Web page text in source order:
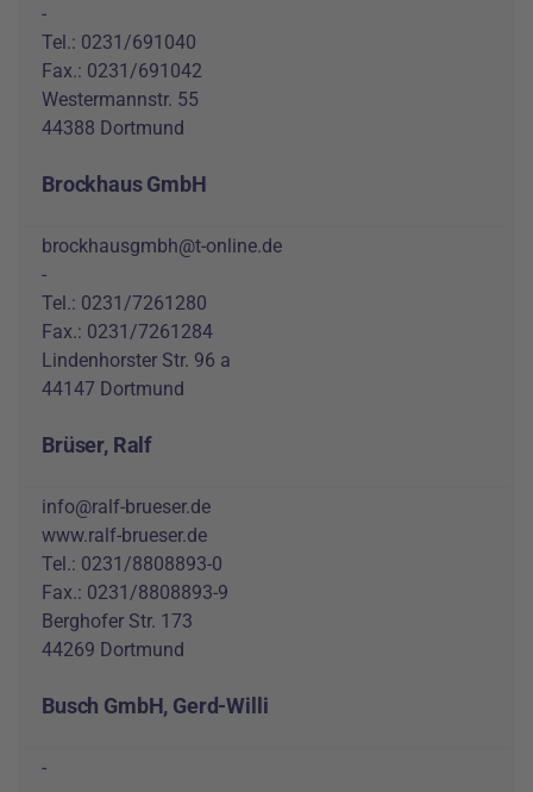
-
Tel.: 0231/691040
Fax.: 0231/691042
Westermannstr. 55
44388 Dortmund
Brockhaus GmbH
brockhausgmbh@t-online.de
-
Tel.: 0231/7261280
Fax.: 0231/7261284
Lindenhorster Str. 96 a
44147 Dortmund
Brüser, Ralf
info@ralf-brueser.de
www.ralf-brueser.de
Tel.: 0231/8808893-0
Fax.: 0231/8808893-9
Berghofer Str. 173
44269 Dortmund
Busch GmbH, Gerd-Willi
-